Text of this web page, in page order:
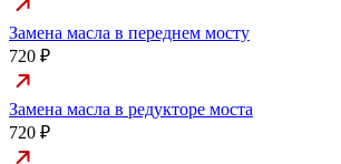
Замена масла в переднем мосту
720 ₽
Замена масла в редукторе моста
720 ₽